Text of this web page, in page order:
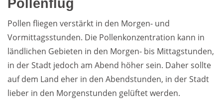
Pollenflug
Pollen fliegen verstärkt in den Morgen- und
Vormittagsstunden. Die Pollenkonzentration kann in
ländlichen Gebieten in den Morgen- bis Mittagstunden,
in der Stadt jedoch am Abend höher sein. Daher sollte
auf dem Land eher in den Abendstunden, in der Stadt
lieber in den Morgenstunden gelüftet werden.